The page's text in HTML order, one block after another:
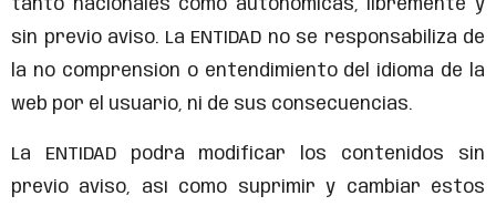
tanto nacionales como autonómicas, libremente y
sin previo aviso. La ENTIDAD no se responsabiliza de
la no comprensión o entendimiento del idioma de la
web por el usuario, ni de sus consecuencias.
La ENTIDAD podrá modificar los contenidos sin
previo aviso, así como suprimir y cambiar éstos